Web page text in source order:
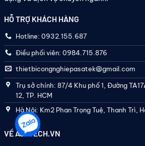
HỖ TRỢ KHÁCH HÀNG
Hotline: 0932.155.687
Điều phối viên: 0984.715.876
thietbicongnghiepasatek@gmail.com
Trụ sở chính: 87/4 Khu phố 1, Đường
12, TP. HCM
Hà Nội: Km2 Phan Trọng Tuệ, Thanh Trì,
VỀ ASATECH.VN